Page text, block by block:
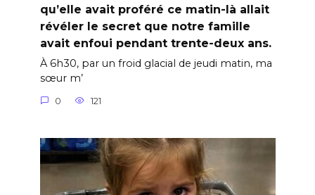
qu’elle avait proféré ce matin-là allait
révéler le secret que notre famille
avait enfoui pendant trente-deux ans.
À 6h30, par un froid glacial de jeudi matin, ma
sœur m’
0 121